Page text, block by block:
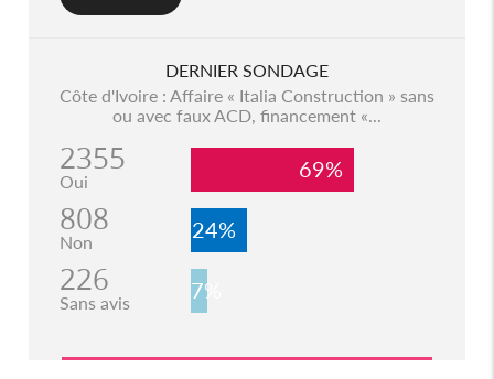
DERNIER SONDAGE
Côte d'Ivoire : Affaire « Italia Construction » sans
ou avec faux ACD, financement «...
2355
Oui 69%
808
Non 24%
226
Sans avis 7%